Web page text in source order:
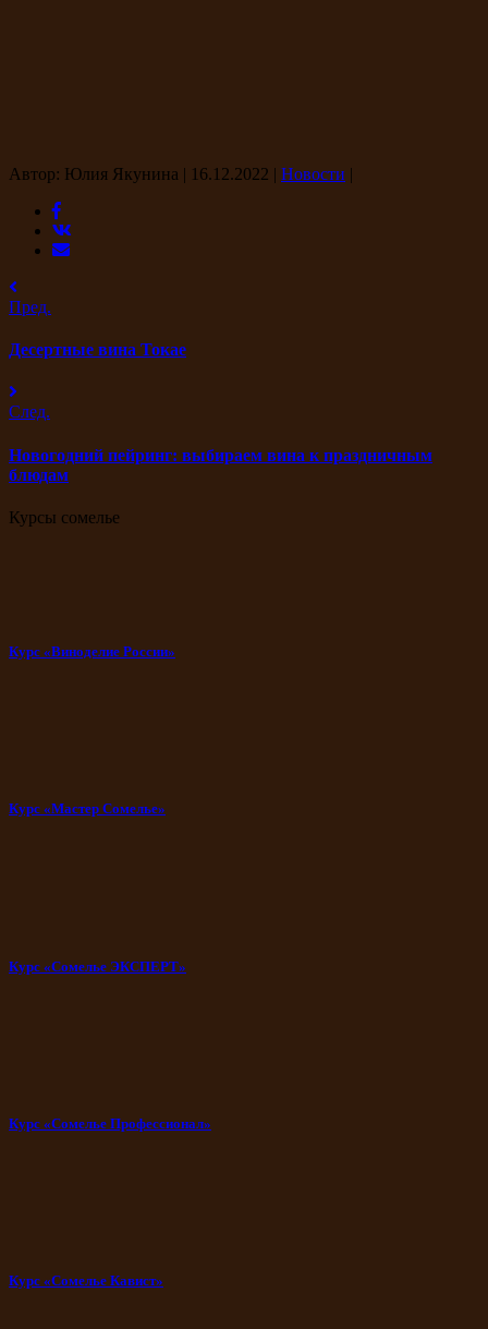
Автор: Юлия Якунина | 16.12.2022 | Новости |
Пред.
Десертные вина Токае
След.
Новогодний пейринг: выбираем вина к праздничным
блюдам
Курсы сомелье
Курс «Виноделие России»
Курс «Мастер Сомелье»
Курс «Сомелье ЭКСПЕРТ»
Курс «Сомелье Профессионал»
Курс «Сомелье Кавист»